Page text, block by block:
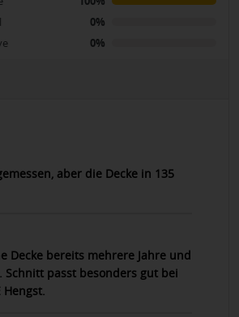
0%
0%
aber die Decke in 135
Decke bereits mehrere Jahre und
passt besonders gut bei
Hengst.